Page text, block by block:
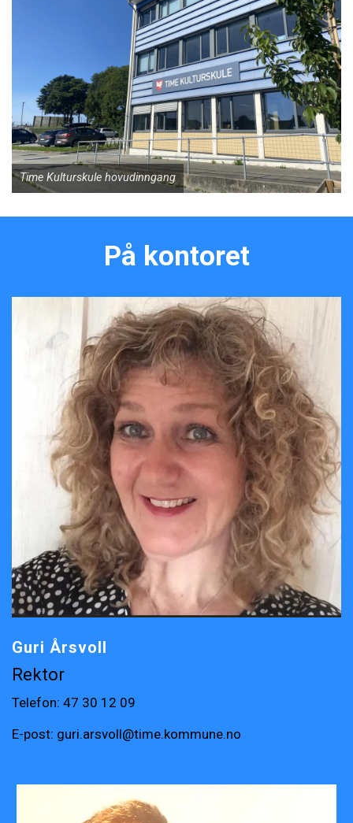
Time Kulturskule hovudinngang
På kontoret
Guri Årsvoll
Rektor
Telefon: 47 30 12 09
E-post: guri.arsvoll@time.kommune.no